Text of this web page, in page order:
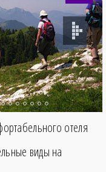
отеля
виды на